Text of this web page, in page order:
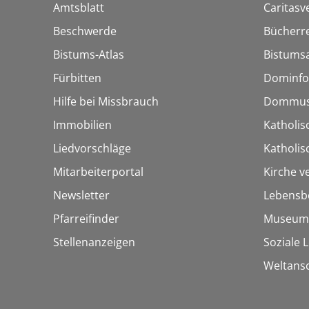
Amtsblatt
Beschwerde
Bistums-Atlas
Fürbitten
Hilfe bei Missbrauch
Immobilien
Liedvorschläge
Mitarbeiterportal
Newsletter
Pfarreifinder
Stellenanzeigen
Dominfo
Kirche
Soziale